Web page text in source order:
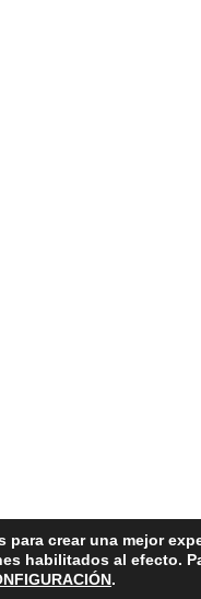
crear una mejor
habilitados al efecto.
.